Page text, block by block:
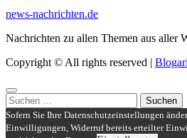
news-nachrichten.de
Nachrichten zu allen Themen aus aller
Copyright © All rights reserved |
Suchen
nach:
Sofern Sie Ihre Datenschutzeinstellungen
Einwilligungen, Widerruf bereits erteilter